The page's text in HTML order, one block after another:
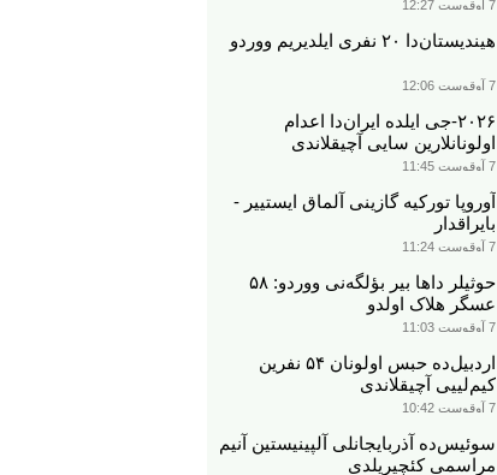
7 آوقوست 12:27
هیندیستان‌دا ۲۰ نفری ایلدیریم ووردو
7 آوقوست 12:06
۲۰۲۶-جی ایلده ایران‌دا اعدام
اولونانلارین سایی آچیقلاندی
7 آوقوست 11:45
آوروپا تورکیه گازینی آلماق ایستییر -
بایراقدار
7 آوقوست 11:24
حوثیلر داها بیر بؤلگه‌نی ووردو: ۵۸
عسگر هلاک اولدو
7 آوقوست 11:03
اردبیل‌ده حبس اولونان ۵۴ نفرین
کیم‌لییی آچیقلاندی
7 آوقوست 10:42
سوئیس‌ده آذربایجانلی آلپینیستین آنیم
مراسمی کئچیریلدی